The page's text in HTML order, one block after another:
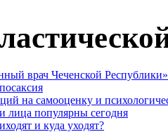
врач Чеченской Республики»
на самооценку и
лица популярны сегодня
и куда уходят?